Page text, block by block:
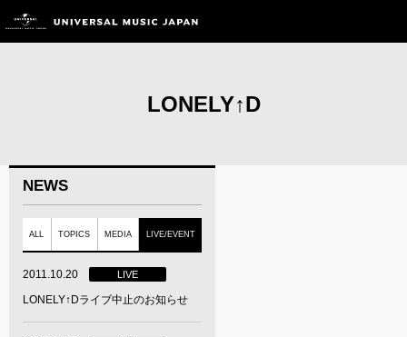
LONELY↑D
NEWS
ALL TOPICS MEDIA LIVE/EVENT
2011.10.20 LIVE
LONELY↑Dライブ中止のお知らせ